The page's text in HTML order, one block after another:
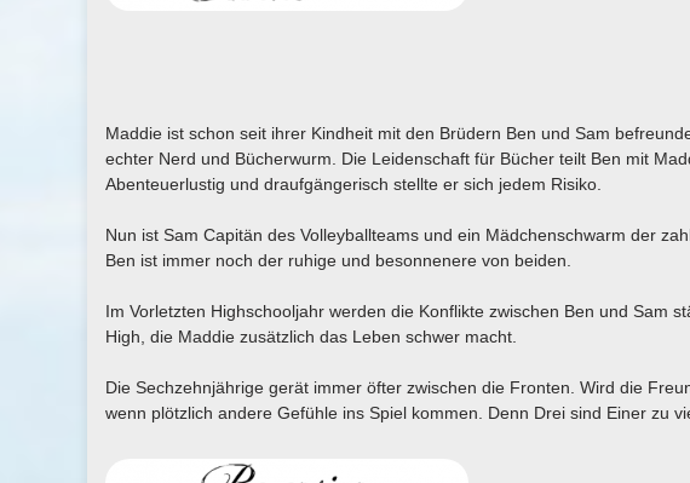
Maddie ist schon seit ihrer Kindheit mit den Brüdern Ben und Sam
echter Nerd und Bücherwurm. Die Leidenschaft für Bücher teilt Ben mit
Abenteuerlustig und draufgängerisch stellte er sich jedem Risiko.
Nun ist Sam Capitän des Volleyballteams und ein Mädchenschwarm der
Ben ist immer noch der ruhige und besonnenere von beiden.
Im Vorletzten Highschooljahr werden die Konflikte zwischen Ben und Sam
High, die Maddie zusätzlich das Leben schwer macht.
Die Sechzehnjährige gerät immer öfter zwischen die Fronten. Wird die
wenn plötzlich andere Gefühle ins Spiel kommen. Denn Drei sind Einer zu